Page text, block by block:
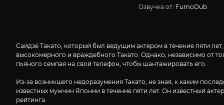
Озвучка от: FumoDub
Сайдзё Такато, который был ведущим актером в течение пяти
высокомерного и враждебного Такато. Однако, независимо от
пьяного семпая на свой телефон, чтобы шантажировать его.
Из-за возникшего недоразумения Такато, не зная, к каким
известных мужчин Японии в течение пяти лет. Он известный
рейтинга.